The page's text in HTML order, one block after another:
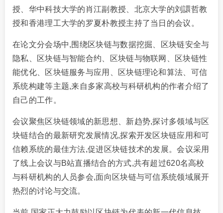
授、华中科技大学的肖江副教授、北京大学的刘譞哲教
授和香港理工大学的罗夏朴教授主持了当日的会议。
在论文分会场中,围绕区块链与数据挖掘、区块链安全与
隐私、区块链与智能合约、区块链与物联网、区块链性
能优化、区块链服务与应用、区块链理论和算法、可信
系统构建等主题,来自多家高校与科研机构的作者介绍了
自己的工作。
会议聚焦区块链领域的新思想、新趋势,探讨多领域与区
块链结合的最新研究发展情况,探索开发区块链应用和可
信赖系统的最佳方法,促进区块链技术的发展。会议采用
了线上会议与B站直播结合的方式,共有超过620名高校
与科研机构的人员参会,面向区块链与可信系统领域展开
热烈的讨论与交流。